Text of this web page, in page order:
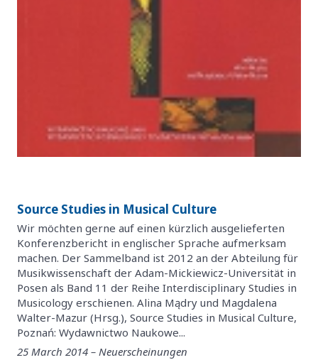
Source Studies in Musical Culture
Wir möchten gerne auf einen kürzlich ausgelieferten
Konferenzbericht in englischer Sprache aufmerksam
machen. Der Sammelband ist 2012 an der Abteilung für
Musikwissenschaft der Adam-Mickiewicz-Universität in
Posen als Band 11 der Reihe Interdisciplinary Studies in
Musicology erschienen. Alina Mądry und Magdalena
Walter-Mazur (Hrsg.), Source Studies in Musical Culture,
Poznań: Wydawnictwo Naukowe...
25 March 2014 – Neuerscheinungen